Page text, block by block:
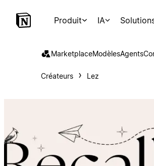
Produit IA
MarketplaceModèlesAgents
Créateurs Lez